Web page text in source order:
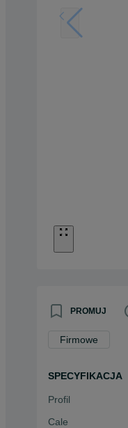
PROMUJ
Firmowe
SPECYFIKACJA
Profil
Cale